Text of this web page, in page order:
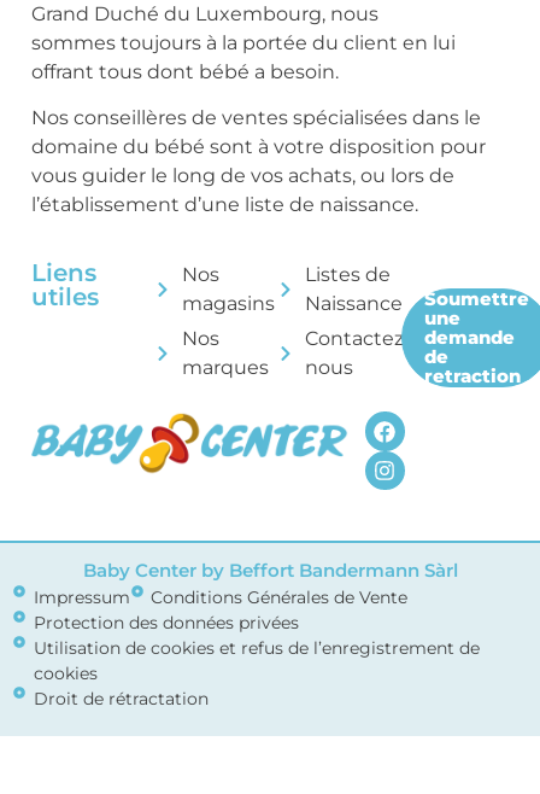
Grand Duché du Luxembourg, nous
sommes toujours à la portée du client en lui
offrant tous dont bébé a besoin.
Nos conseillères de ventes spécialisées dans le
domaine du bébé sont à votre disposition pour
vous guider le long de vos achats, ou lors de
l’établissement d’une liste de naissance.
Liens
utiles
Nos
magasins
Nos
marques
Listes de
Naissance
Contactez-
nous
Soumettre
une
demande
de
retraction
Baby Center by Beffort Bandermann Sàrl
Impressum
Conditions Générales de Vente
Protection des données privées
Utilisation de cookies et refus de l’enregistrement de
cookies
Droit de rétractation